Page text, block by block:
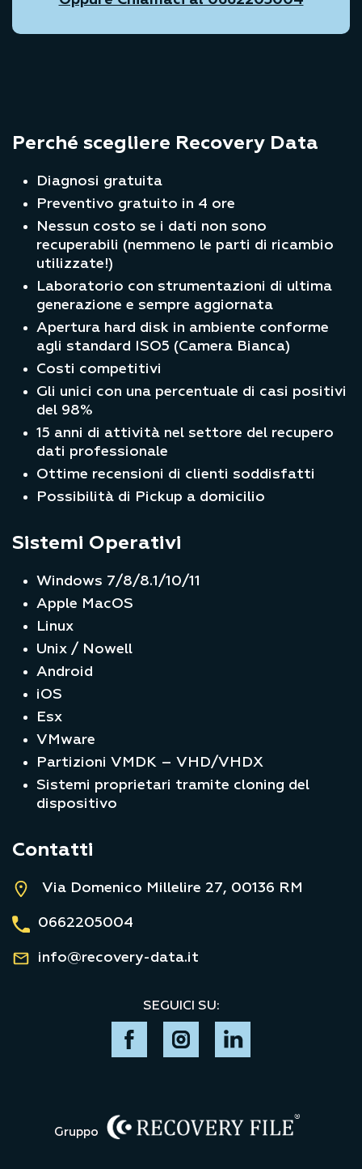
Perché scegliere Recovery Data
Diagnosi gratuita
Preventivo gratuito in 4 ore
Nessun costo se i dati non sono
recuperabili (nemmeno le parti di ricambio
utilizzate!)
Laboratorio con strumentazioni di ultima
generazione e sempre aggiornata
Apertura hard disk in ambiente conforme
agli standard ISO5 (Camera Bianca)
Costi competitivi
Gli unici con una percentuale di casi positivi
del 98%
15 anni di attività nel settore del recupero
dati professionale
Ottime recensioni di clienti soddisfatti
Possibilità di Pickup a domicilio
Sistemi Operativi
Windows 7/8/8.1/10/11
Apple MacOS
Linux
Unix / Nowell
Android
iOS
Esx
VMware
Partizioni VMDK – VHD/VHDX
Sistemi proprietari tramite cloning del
dispositivo
Contatti
Via Domenico Millelire 27, 00136 RM
0662205004
info@recovery-data.it
SEGUICI SU:
Gruppo